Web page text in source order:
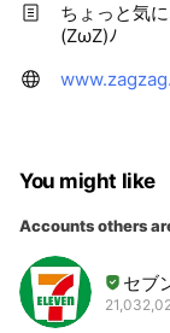
ちょっと気
(ZωZ)ﾉ
You might like
Accounts others
セブ